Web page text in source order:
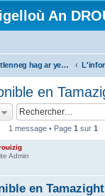
An
Ar stlenneg hag ar yezhoù bihan er bed a-bezh
en
1 message • Page 1 sur 1
Admin
en Tamazight